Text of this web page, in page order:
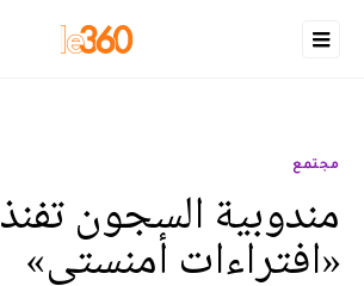
مجتمع
مندوبية السجون تفنذ
«افتراءات أمنستي»